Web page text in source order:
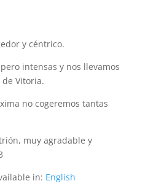
y céntrico.
intensas y nos llevamos
Vitoria.
no cogeremos tantas
muy agradable y
in: English